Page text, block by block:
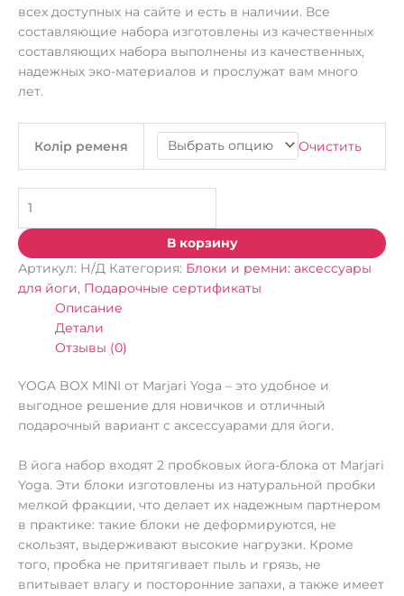
всех доступных на сайте и есть в наличии. Все
составляющие набора изготовлены из качественных
составляющих набора выполнены из качественных,
надежных эко-материалов и прослужат вам много
лет.
Колір ременя Очистить
В корзину
Артикул: Н/Д Категория: Блоки и ремни: аксессуары
для йоги, Подарочные сертификаты
Описание
Детали
Отзывы (0)
YOGA BOX MINI от Marjari Yoga – это удобное и
выгодное решение для новичков и отличный
подарочный вариант с аксессуарами для йоги.
В йога набор входят 2 пробковых йога-блока от Marjari
Yoga. Эти блоки изготовлены из натуральной пробки
мелкой фракции, что делает их надежным партнером
в практике: такие блоки не деформируются, не
скользят, выдерживают высокие нагрузки. Кроме
того, пробка не притягивает пыль и грязь, не
впитывает влагу и посторонние запахи, а также имеет